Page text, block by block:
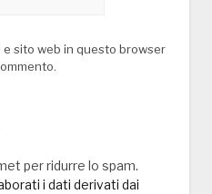
e sito web in questo browser
per ridurre lo spam.
i dati derivati dai